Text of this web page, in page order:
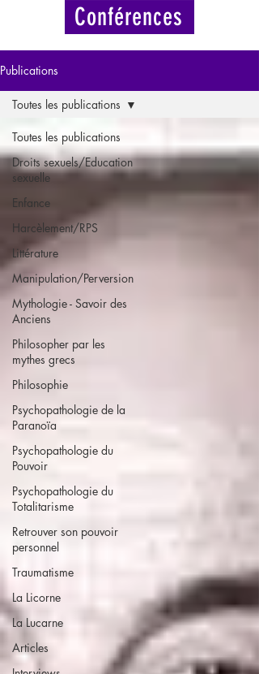
Conférences
Publications
Toutes les publications
Droits sexuels/Education
sexuelle
Enfance
Harcèlement/RPS
Littérature
Manipulation/Perversion
Mythologie - Savoir des
Anciens
Philosopher par les
mythes grecs
Philosophie
Psychopathologie de la
Paranoïa
Psychopathologie du
Pouvoir
Psychopathologie du
Totalitarisme
Retrouver son pouvoir
personnel
Traumatisme
La Licorne
La Lucarne
Articles
Toutes les publications